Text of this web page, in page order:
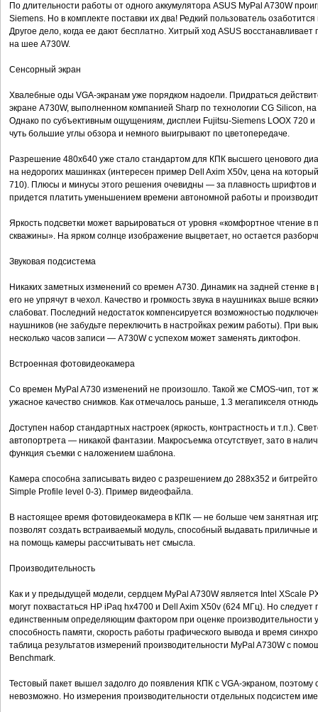
По длительности работы от одного аккумулятора ASUS MyPal A730W
Siemens. Но в комплекте поставки их два! Редкий пользователь
Другое дело, когда ее дают бесплатно. Хитрый ход ASUS
на шее A730W.
Сенсорный экран
Хвалебные оды VGA-экранам уже порядком надоели. Придраться
экране A730W, выполненном компанией Sharp по технологии CG Silicon,
Однако по субъективным ощущениям, дисплеи Fujitsu-Siemens LOOX 720
чуть большие углы обзора и немного выигрывают по цветопередаче.
Разрешение 480x640 уже стало стандартом для КПК высшего ценового
на недорогих машинках (интересен пример Dell Axim X50v, цена на
710). Плюсы и минусы этого решения очевидны — за плавность шрифтов и
придется платить уменьшением времени автономной работы и
Яркость подсветки может варьироваться от уровня «комфортное чтение
скважины». На ярком солнце изображение выцветает, но остается
Звуковая подсистема
Никаких заметных изменений со времен A730. Динамик на задней стенке
его не упрячут в чехол. Качество и громкость звука в наушниках выше
слабоват. Последний недостаток компенсируется возможностью
наушников (не забудьте переключить в настройках режим работы). При
несколько часов записи — A730W с успехом может заменять диктофон.
Встроенная фотовидеокамера
Со времен MyPal A730 изменений не произошло. Такой же CMOS-чип,
ужасное качество снимков. Как отмечалось раньше, 1.3 мегапикселя
Доступен набор стандартных настроек (яркость, контрастность и т.п.).
автопортрета — никакой фантазии. Макросъемка отсутствует, зато в
функция съемки с наложением шаблона.
Камера способна записывать видео с разрешением до 288x352 и
Simple Profile level 0-3). Пример видеофайла.
В настоящее время фотовидеокамера в КПК — не больше чем занятная
позволят создать встраиваемый модуль, способный выдавать
на помощь камеры рассчитывать нет смысла.
Производительность
Как и у предыдущей модели, сердцем MyPal A730W является Intel XScale
могут похвастаться HP iPaq hx4700 и Dell Axim X50v (624 МГц). Но
единственным определяющим фактором при оценке производительности
способность памяти, скорость работы графического вывода и время
таблица результатов измерений производительности MyPal A730W с
Benchmark.
Тестовый пакет вышел задолго до появления КПК с VGA-экраном,
невозможно. Но измерения производительности отдельных подсистем